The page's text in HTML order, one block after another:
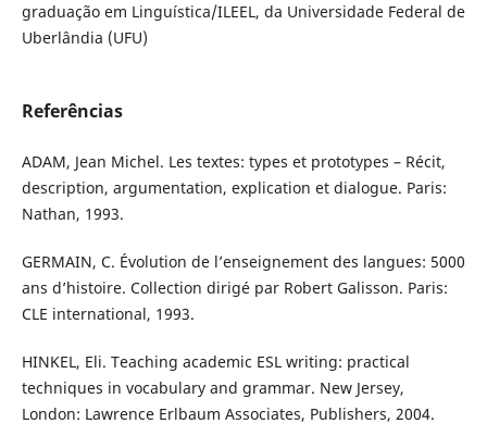
graduação em Linguística/ILEEL, da Universidade Federal de
Uberlândia (UFU)
Referências
ADAM, Jean Michel. Les textes: types et prototypes – Récit,
description, argumentation, explication et dialogue. Paris:
Nathan, 1993.
GERMAIN, C. Évolution de l’enseignement des langues: 5000
ans d’histoire. Collection dirigé par Robert Galisson. Paris:
CLE international, 1993.
HINKEL, Eli. Teaching academic ESL writing: practical
techniques in vocabulary and grammar. New Jersey,
London: Lawrence Erlbaum Associates, Publishers, 2004.